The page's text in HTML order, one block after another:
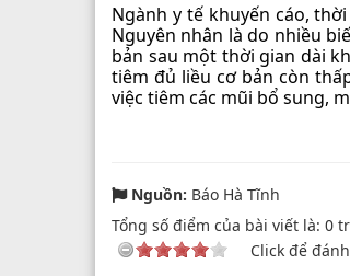
Ngành y tế khuyến cáo,
Nguyên nhân là do nhiều
bản sau một thời gian dài
tiêm đủ liều cơ bản còn
việc tiêm các mũi bổ sung,
Nguồn: Báo Hà Tĩnh
Tổng số điểm của bài viết là: 0
Click để